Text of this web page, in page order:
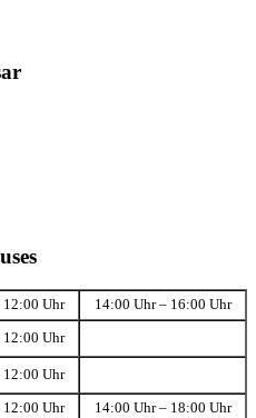
Uhr 14:00 Uhr – 16:00 Uhr
Uhr
Uhr
Uhr 14:00 Uhr – 18:00 Uhr